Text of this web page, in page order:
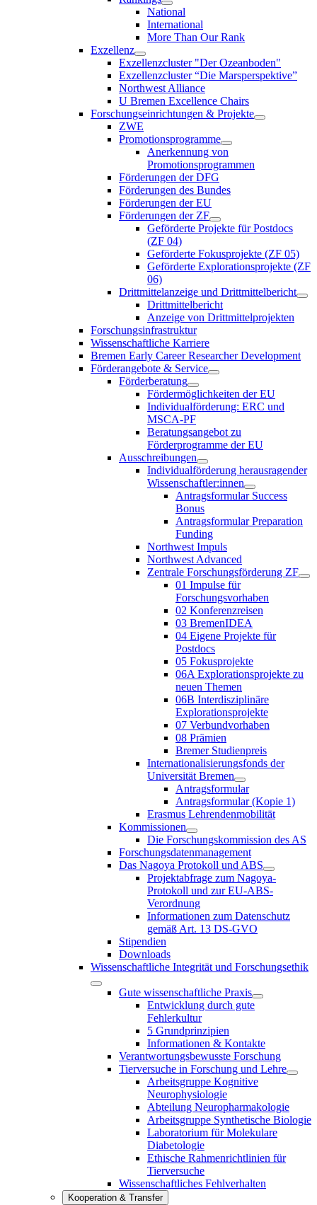
National
International
More Than Our Rank
Exzellenz
Exzellenzcluster "Der Ozeanboden"
Exzellenzcluster “Die Marsperspektive”
Northwest Alliance
U Bremen Excellence Chairs
Forschungseinrichtungen & Projekte
ZWE
Promotionsprogramme
Anerkennung von
Promotionsprogrammen
Förderungen der DFG
Förderungen des Bundes
Förderungen der EU
Förderungen der ZF
Geförderte Projekte für Postdocs
(ZF 04)
Geförderte Fokusprojekte (ZF 05)
Geförderte Explorationsprojekte (ZF
06)
Drittmittelanzeige und Drittmittelbericht
Drittmittelbericht
Anzeige von Drittmittelprojekten
Forschungsinfrastruktur
Wissenschaftliche Karriere
Bremen Early Career Researcher Development
Förderangebote & Service
Förderberatung
Fördermöglichkeiten der EU
Individualförderung: ERC und
MSCA-PF
Beratungsangebot zu
Förderprogramme der EU
Ausschreibungen
Individualförderung herausragender
Wissenschaftler:innen
Antragsformular Success
Bonus
Antragsformular Preparation
Funding
Northwest Impuls
Northwest Advanced
Zentrale Forschungsförderung ZF
01 Impulse für
Forschungsvorhaben
02 Konferenzreisen
03 BremenIDEA
04 Eigene Projekte für
Postdocs
05 Fokusprojekte
06A Explorationsprojekte zu
neuen Themen
06B Interdisziplinäre
Explorationsprojekte
07 Verbundvorhaben
08 Prämien
Bremer Studienpreis
Internationalisierungsfonds der
Universität Bremen
Antragsformular
Antragsformular (Kopie 1)
Erasmus Lehrendenmobilität
Kommissionen
Die Forschungskommission des AS
Forschungsdatenmanagement
Das Nagoya Protokoll und ABS
Projektabfrage zum Nagoya-
Protokoll und zur EU-ABS-
Verordnung
Informationen zum Datenschutz
gemäß Art. 13 DS-GVO
Stipendien
Downloads
Wissenschaftliche Integrität und Forschungsethik
Gute wissenschaftliche Praxis
Entwicklung durch gute
Fehlerkultur
5 Grundprinzipien
Informationen & Kontakte
Verantwortungsbewusste Forschung
Tierversuche in Forschung und Lehre
Arbeitsgruppe Kognitive
Neurophysiologie
Abteilung Neuropharmakologie
Arbeitsgruppe Synthetische Biologie
Laboratorium für Molekulare
Diabetologie
Ethische Rahmenrichtlinien für
Tierversuche
Wissenschaftliches Fehlverhalten
Kooperation & Transfer